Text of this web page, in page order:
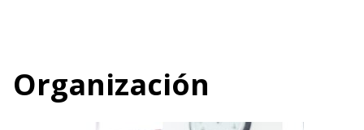
Organización